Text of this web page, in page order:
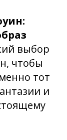
выбор
чтобы
тот
и